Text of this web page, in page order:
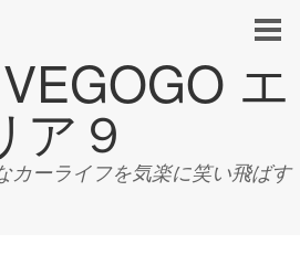
エ
ア９
カーライフを気楽に笑い飛ばす